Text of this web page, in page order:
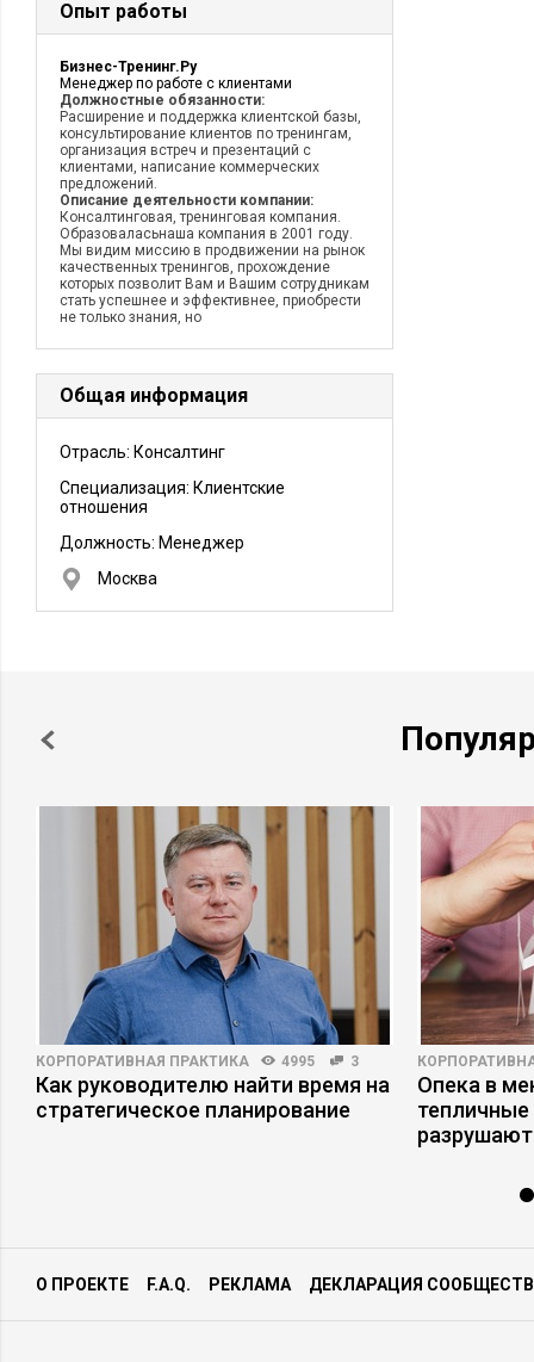
Опыт работы
Бизнес-Тренинг.Ру
Менеджер по работе с клиентами
Должностные обязанности:
Расширение и поддержка клиентской базы,
консультирование клиентов по тренингам,
организация встреч и презентаций с
клиентами, написание коммерческих
предложений.
Описание деятельности компании:
Консалтинговая, тренинговая компания.
Образоваласьнаша компания в 2001 году.
Мы видим миссию в продвижении на рынок
качественных тренингов, прохождение
которых позволит Вам и Вашим сотрудникам
стать успешнее и эффективнее, приобрести
не только знания, но
Общая информация
Отрасль: Консалтинг
Специализация: Клиентские
отношения
Должность: Менеджер
Москва
КОРПОРАТИВНАЯ ПРАКТИКА 4995 3
Как руководителю найти время на
стратегическое планирование
Опека в
О ПРОЕКТЕ F.A.Q. РЕКЛАМА ДЕКЛАРАЦИЯ